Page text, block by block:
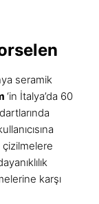
seramik
‘in İtalya’da 60
çizilmelere
karşı